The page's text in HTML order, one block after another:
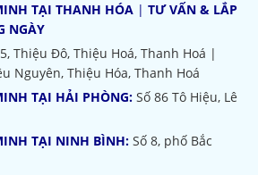
TẠI THANH HÓA | TƯ VẤN & LẮP
NGÀY
Thiệu Đô, Thiệu Hoá, Thanh Hoá |
Nguyên, Thiệu Hóa, Thanh Hoá
TẠI HẢI PHÒNG: Số 86 Tô Hiệu, Lê
TẠI NINH BÌNH: Số 8, phố Bắc